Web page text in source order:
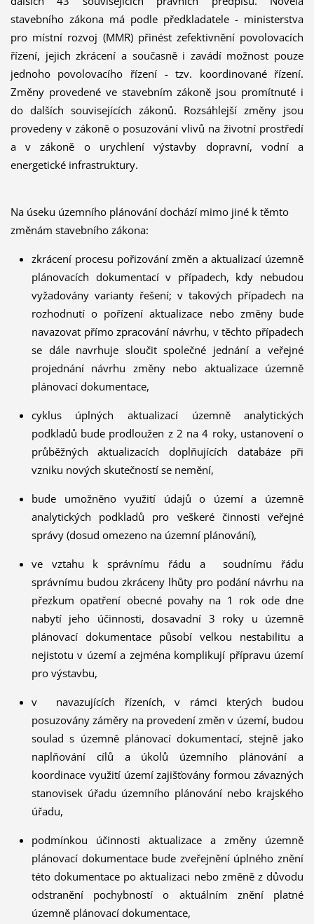
stavebního zákona má podle předkladatele - ministerstva
pro místní rozvoj (MMR) přinést zefektivnění povolovacích
řízení, jejich zkrácení a současně i zavádí možnost pouze
jednoho povolovacího řízení - tzv. koordinované řízení.
Změny provedené ve stavebním zákoně jsou promítnuté i
do dalších souvisejících zákonů. Rozsáhlejší změny jsou
provedeny v zákoně o posuzování vlivů na životní prostředí
a v zákoně o urychlení výstavby dopravní, vodní a
energetické infrastruktury.
Na úseku územního plánování dochází mimo jiné k těmto
změnám stavebního zákona:
zkrácení procesu pořizování změn a aktualizací územně
plánovacích dokumentací v případech, kdy nebudou
vyžadovány varianty řešení; v takových případech na
rozhodnutí o pořízení aktualizace nebo změny bude
navazovat přímo zpracování návrhu, v těchto případech
se dále navrhuje sloučit společné jednání a veřejné
projednání návrhu změny nebo aktualizace územně
plánovací dokumentace,
cyklus úplných aktualizací územně analytických
podkladů bude prodloužen z 2 na 4 roky, ustanovení o
průběžných aktualizacích doplňujících databáze při
vzniku nových skutečností se nemění,
bude umožněno využití údajů o území a územně
analytických podkladů pro veškeré činnosti veřejné
správy (dosud omezeno na územní plánování),
ve vztahu k správnímu řádu a soudnímu řádu
správnímu budou zkráceny lhůty pro podání návrhu na
přezkum opatření obecné povahy na 1 rok ode dne
nabytí jeho účinnosti, dosavadní 3 roky u územně
plánovací dokumentace působí velkou nestabilitu a
nejistotu v území a zejména komplikují přípravu území
pro výstavbu,
v navazujících řízeních, v rámci kterých budou
posuzovány záměry na provedení změn v území, budou
soulad s územně plánovací dokumentací, stejně jako
naplňování cílů a úkolů územního plánování a
koordinace využití území zajišťovány formou závazných
stanovisek úřadu územního plánování nebo krajského
úřadu,
podmínkou účinnosti aktualizace a změny územně
plánovací dokumentace bude zveřejnění úplného znění
této dokumentace po aktualizaci nebo změně z důvodu
odstranění pochybností o aktuálním znění platné
územně plánovací dokumentace,